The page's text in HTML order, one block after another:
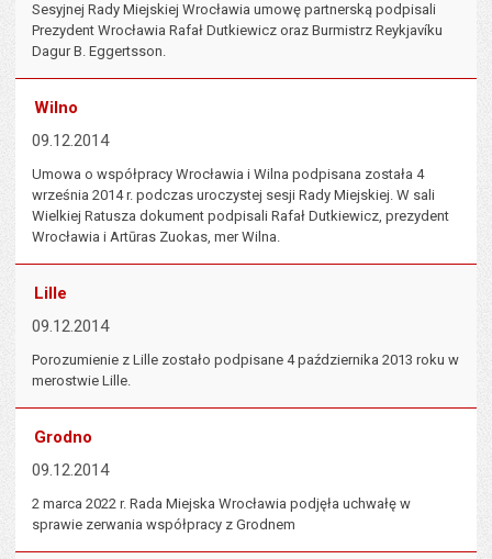
Sesyjnej Rady Miejskiej Wrocławia umowę partnerską podpisali
Prezydent Wrocławia Rafał Dutkiewicz oraz Burmistrz Reykjavíku
Dagur B. Eggertsson.
Wilno
09.12.2014
Umowa o współpracy Wrocławia i Wilna podpisana została 4
września 2014 r. podczas uroczystej sesji Rady Miejskiej. W sali
Wielkiej Ratusza dokument podpisali Rafał Dutkiewicz, prezydent
Wrocławia i Artūras Zuokas, mer Wilna.
Lille
09.12.2014
Porozumienie z Lille zostało podpisane 4 października 2013 roku w
merostwie Lille.
Grodno
09.12.2014
2 marca 2022 r. Rada Miejska Wrocławia podjęła uchwałę w
sprawie zerwania współpracy z Grodnem